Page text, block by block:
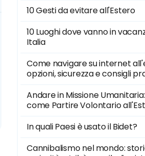
10 Gesti da evitare all'Estero
10 Luoghi dove vanno in
Italia
Come navigare su internet
opzioni, sicurezza e consigli
Andare in Missione
come Partire Volontario
In quali Paesi è usato il Bidet?
Cannibalismo nel mondo: